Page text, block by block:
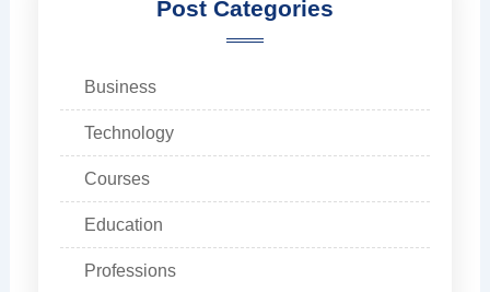
Post Categories
Business
Technology
Courses
Education
Professions